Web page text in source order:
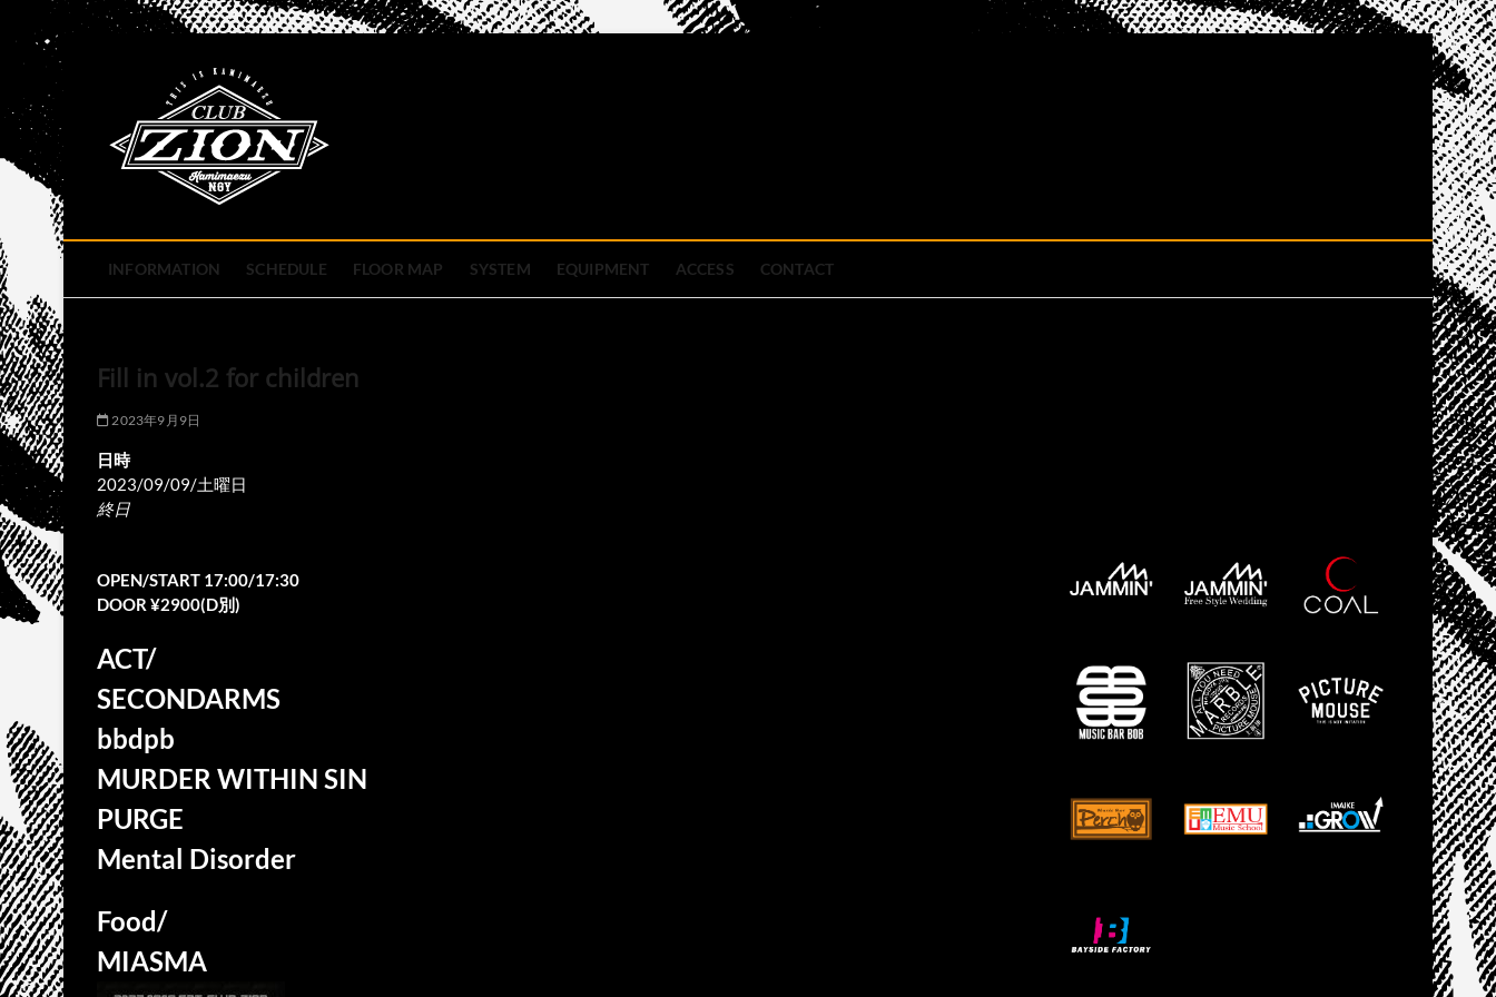
content
INFORMATION SCHEDULE FLOOR MAP SYSTEM EQUIPMENT ACCESS CONTACT
Fill in vol.2 for children
2023年9月9日
日時
2023/09/09/土曜日
終日
OPEN/START 17:00/17:30
DOOR ¥2900(D別)
ACT/
SECONDARMS
bbdpb
MURDER WITHIN SIN
PURGE
Mental Disorder
Food/
MIASMA